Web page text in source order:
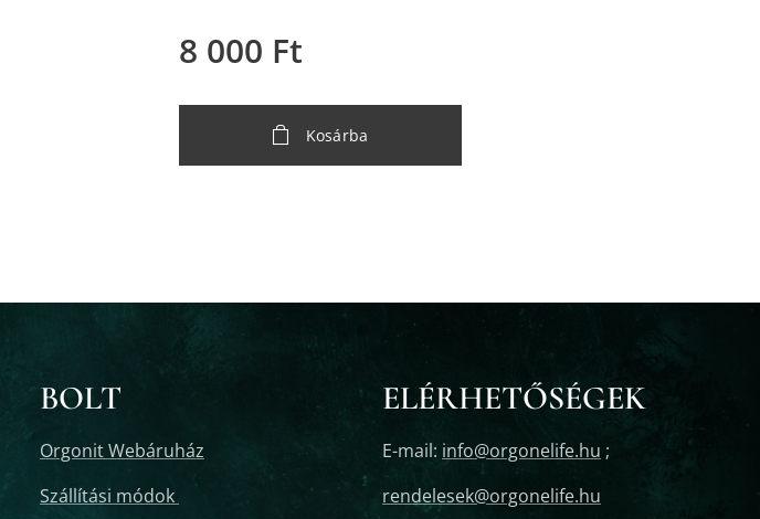
8 000 Ft
Kosárba
BOLT
Orgonit Webáruház
Szállítási módok
ELÉRHETŐSÉGEK
E-mail: info@orgonelife.hu ;
rendelesek@orgonelife.hu